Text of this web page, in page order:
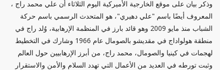
وذكر بيان على موقع الخارجية الأميركية اليوم الثلاثاء أن علي محمد راج ،
المعروف أيضًا باسم "علي دهيري"، هو المتحدث الرسمي باسم حركة
الشباب منذ مايو 2009 وهو قائد بارز في المنظمة الإرهابية، وُلد راج في
منطقة هولواداج في مقديشو بالصومال عام 1966 وشارك في التخطيط
لهجمات في كينيا والصومال، محمد راج، من أبرز الإرهابيين حول العالم
وثبت تورطه في العديد من الأعمال التي تهدد السلام والأمن والاستقرار